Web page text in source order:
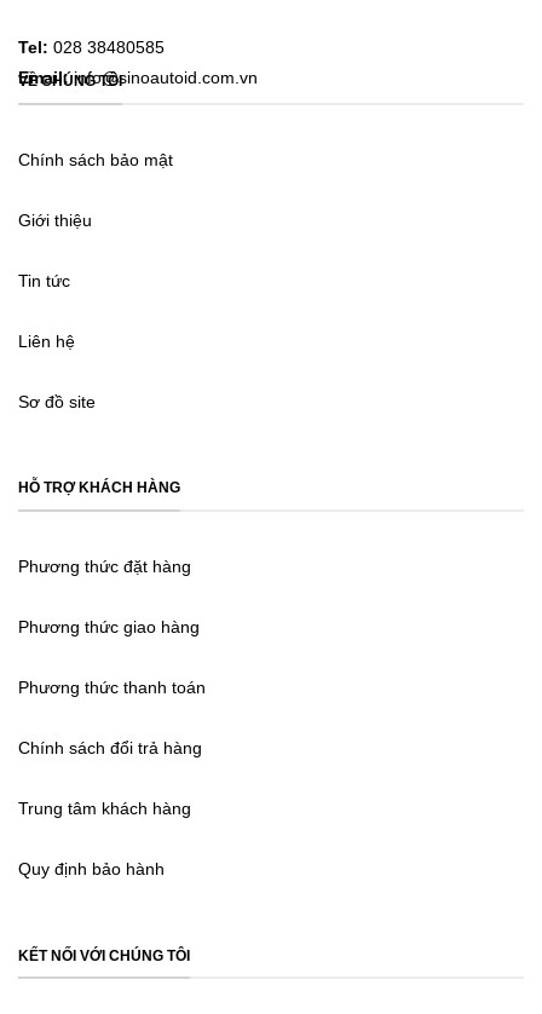
Tel: 028 38480585
Email:info@sinoautoid.com.vn
VỀ CHÚNG TÔI
Chính sách bảo mật
Giới thiệu
Tin tức
Liên hệ
Sơ đồ site
HỖ TRỢ KHÁCH HÀNG
Phương thức đặt hàng
Phương thức giao hàng
Phương thức thanh toán
Chính sách đổi trả hàng
Trung tâm khách hàng
Quy định bảo hành
KẾT NỐI VỚI CHÚNG TÔI